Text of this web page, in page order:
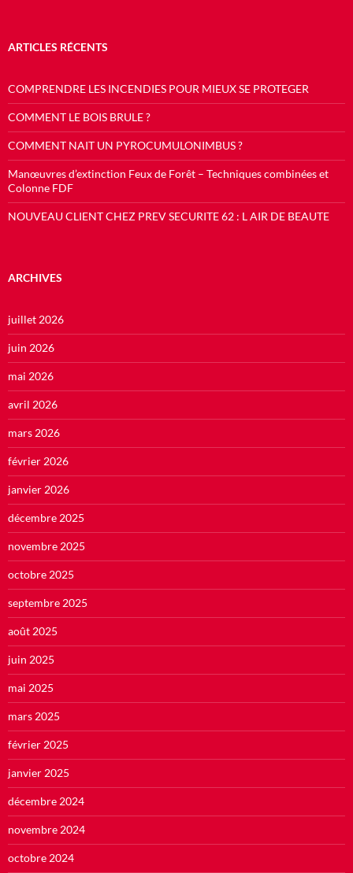
ARTICLES RÉCENTS
COMPRENDRE LES INCENDIES POUR MIEUX SE PROTEGER
COMMENT LE BOIS BRULE ?
COMMENT NAIT UN PYROCUMULONIMBUS ?
Manœuvres d’extinction Feux de Forêt – Techniques combinées et
Colonne FDF
NOUVEAU CLIENT CHEZ PREV SECURITE 62 : L AIR DE BEAUTE
ARCHIVES
juillet 2026
juin 2026
mai 2026
avril 2026
mars 2026
février 2026
janvier 2026
décembre 2025
novembre 2025
octobre 2025
septembre 2025
août 2025
juin 2025
mai 2025
mars 2025
février 2025
janvier 2025
décembre 2024
novembre 2024
octobre 2024